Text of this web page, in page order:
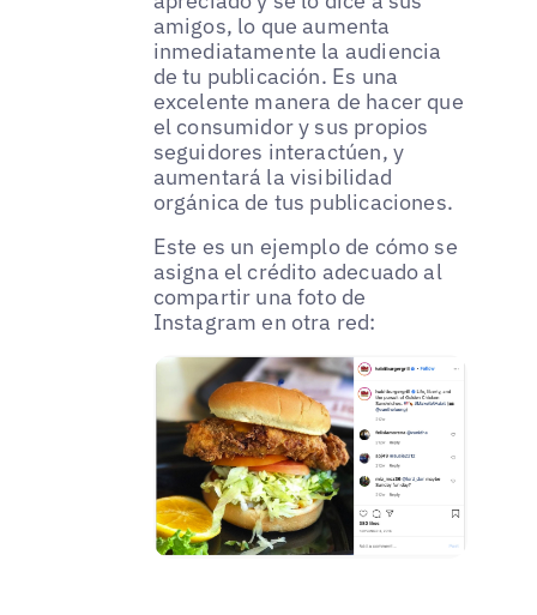
amigos, lo que aumenta
inmediatamente la audiencia
de tu publicación. Es una
excelente manera de hacer que
el consumidor y sus propios
seguidores interactúen, y
aumentará la visibilidad
orgánica de tus publicaciones.
Este es un ejemplo de cómo se
asigna el crédito adecuado al
compartir una foto de
Instagram en otra red: